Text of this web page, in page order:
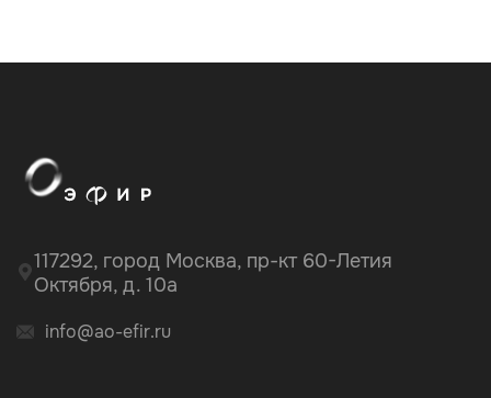
117292, город Москва, пр-кт 60-Летия
Октября, д. 10а
info@ao-efir.ru